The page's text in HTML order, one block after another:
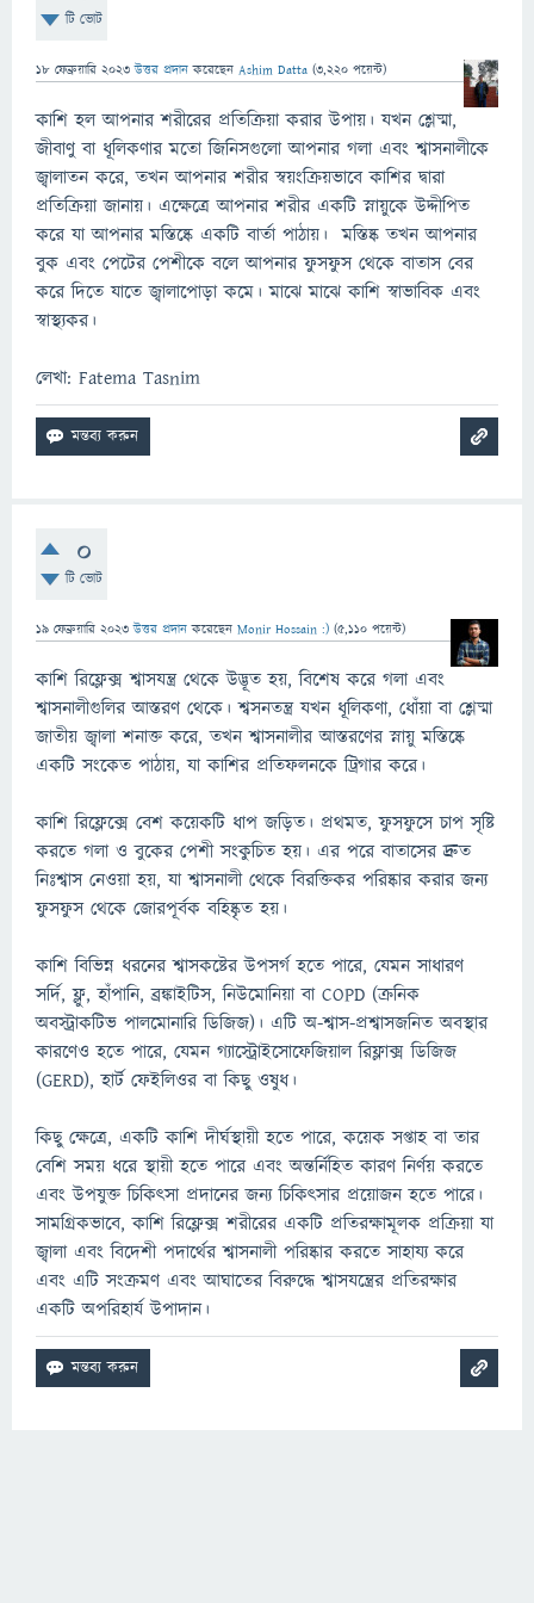
টি ভোট
18 ফেব্রুয়ারি 2023 উত্তর প্রদান করেছেন Ashim Datta (3,220 পয়েন্ট)
কাশি হল আপনার শরীরের প্রতিক্রিয়া করার উপায়। যখন শ্লেষ্মা,
জীবাণু বা ধূলিকণার মতো জিনিসগুলো আপনার গলা এবং শ্বাসনালীকে
জ্বালাতন করে, তখন আপনার শরীর স্বয়ংক্রিয়ভাবে কাশির দ্বারা
প্রতিক্রিয়া জানায়। এক্ষেত্রে আপনার শরীর একটি স্নায়ুকে উদ্দীপিত
করে যা আপনার মস্তিষ্কে একটি বার্তা পাঠায়। মস্তিষ্ক তখন আপনার
বুক এবং পেটের পেশীকে বলে আপনার ফুসফুস থেকে বাতাস বের
করে দিতে যাতে জ্বালাপোড়া কমে। মাঝে মাঝে কাশি স্বাভাবিক এবং
স্বাস্থ্যকর।
লেখা: Fatema Tasnim
0
টি ভোট
19 ফেব্রুয়ারি 2023 উত্তর প্রদান করেছেন Monir Hossain :) (5,110 পয়েন্ট)
কাশি রিফ্লেক্স শ্বাসযন্ত্র থেকে উদ্ভূত হয়, বিশেষ করে গলা এবং
শ্বাসনালীগুলির আস্তরণ থেকে। শ্বসনতন্ত্র যখন ধূলিকণা, ধোঁয়া বা শ্লেষ্মা
জাতীয় জ্বালা শনাক্ত করে, তখন শ্বাসনালীর আস্তরণের স্নায়ু মস্তিষ্কে
একটি সংকেত পাঠায়, যা কাশির প্রতিফলনকে ট্রিগার করে।
কাশি রিফ্লেক্সে বেশ কয়েকটি ধাপ জড়িত। প্রথমত, ফুসফুসে চাপ সৃষ্টি
করতে গলা ও বুকের পেশী সংকুচিত হয়। এর পরে বাতাসের দ্রুত
নিঃশ্বাস নেওয়া হয়, যা শ্বাসনালী থেকে বিরক্তিকর পরিষ্কার করার জন্য
ফুসফুস থেকে জোরপূর্বক বহিষ্কৃত হয়।
কাশি বিভিন্ন ধরনের শ্বাসকষ্টের উপসর্গ হতে পারে, যেমন সাধারণ
সর্দি, ফ্লু, হাঁপানি, ব্রঙ্কাইটিস, নিউমোনিয়া বা COPD (ক্রনিক
অবস্ট্রাকটিভ পালমোনারি ডিজিজ)। এটি অ-শ্বাস-প্রশ্বাসজনিত অবস্থার
কারণেও হতে পারে, যেমন গ্যাস্ট্রোইসোফেজিয়াল রিফ্লাক্স ডিজিজ
(GERD), হার্ট ফেইলিওর বা কিছু ওষুধ।
কিছু ক্ষেত্রে, একটি কাশি দীর্ঘস্থায়ী হতে পারে, কয়েক সপ্তাহ বা তার
বেশি সময় ধরে স্থায়ী হতে পারে এবং অন্তর্নিহিত কারণ নির্ণয় করতে
এবং উপযুক্ত চিকিৎসা প্রদানের জন্য চিকিৎসার প্রয়োজন হতে পারে।
সামগ্রিকভাবে, কাশি রিফ্লেক্স শরীরের একটি প্রতিরক্ষামূলক প্রক্রিয়া যা
জ্বালা এবং বিদেশী পদার্থের শ্বাসনালী পরিষ্কার করতে সাহায্য করে
এবং এটি সংক্রমণ এবং আঘাতের বিরুদ্ধে শ্বাসযন্ত্রের প্রতিরক্ষার
একটি অপরিহার্য উপাদান।